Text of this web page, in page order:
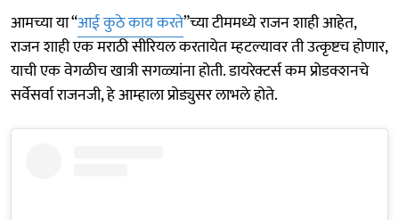
आमच्या या “आई कुठे काय करते”च्या टीममध्ये राजन शाही आहेत,
राजन शाही एक मराठी सीरियल करतायेत म्हटल्यावर ती उत्कृष्टच होणार,
याची एक वेगळीच खात्री सगळ्यांना होती. डायरेक्टर्स कम प्रोडक्शनचे
सर्वेसर्वा राजनजी, हे आम्हाला प्रोड्युसर लाभले होते.